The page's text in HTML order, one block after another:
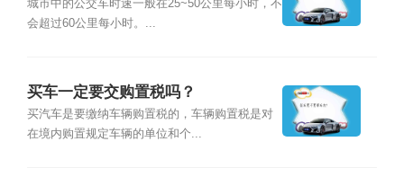
城市中的公交车时速一般在25~50公里每小时，不
会超过60公里每小时。...
买车一定要交购置税吗？
买汽车是要缴纳车辆购置税的，车辆购置税是对
在境内购置规定车辆的单位和个...